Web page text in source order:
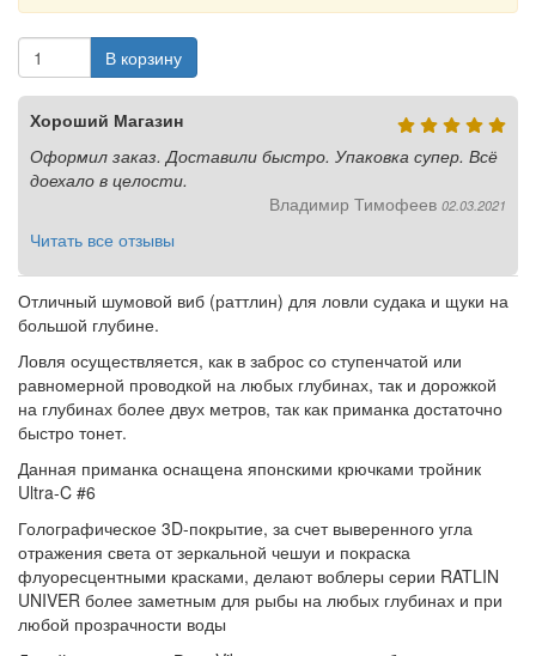
В корзину
Хороший Магазин
Оформил заказ. Доставили быстро. Упаковка супер. Всё
доехало в целости.
Владимир Тимофеев 02.03.2021
Читать все отзывы
Отличный шумовой виб (раттлин) для ловли судака и щуки на
большой глубине.
Ловля осуществляется, как в заброс со ступенчатой или
равномерной проводкой на любых глубинах, так и дорожкой
на глубинах более двух метров, так как приманка достаточно
быстро тонет.
Данная приманка оснащена японскими крючками тройник
Ultra-C #6
Голографическое 3D-покрытие, за счет выверенного угла
отражения света от зеркальной чешуи и покраска
флуоресцентными красками, делают воблеры серии RATLIN
UNIVER более заметным для рыбы на любых глубинах и при
любой прозрачности воды